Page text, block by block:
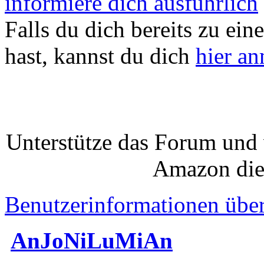
Falls du dich bereits zu
hast, kannst du dich hier
Unterstütze das Forum
Amazon
Benutzerinformationen
AnJoNiLuMiAn